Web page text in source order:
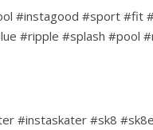
#instagood #sport #fit
#ripple #splash #pool
#instaskater #sk8